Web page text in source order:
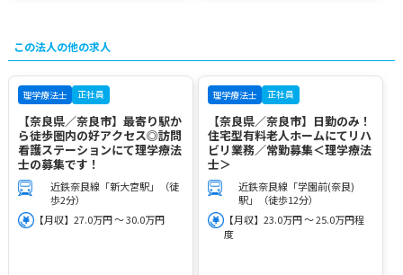
この法人の他の求人
理学療法士 正社員
【奈良県／奈良市】最寄り駅か
ら徒歩圏内の好アクセス◎訪問
看護ステーションにて理学療法
士の募集です！
近鉄奈良線「新大宮駅」（徒
歩2分）
【月収】27.0万円 ～ 30.0万円
理学療法士 正社員
【奈良県／奈良市】日勤のみ！
住宅型有料老人ホームにてリハ
ビリ業務／常勤募集＜理学療法
士＞
近鉄奈良線「学園前(奈良)
駅」（徒歩12分）
【月収】23.0万円 ～ 25.0万円程
度